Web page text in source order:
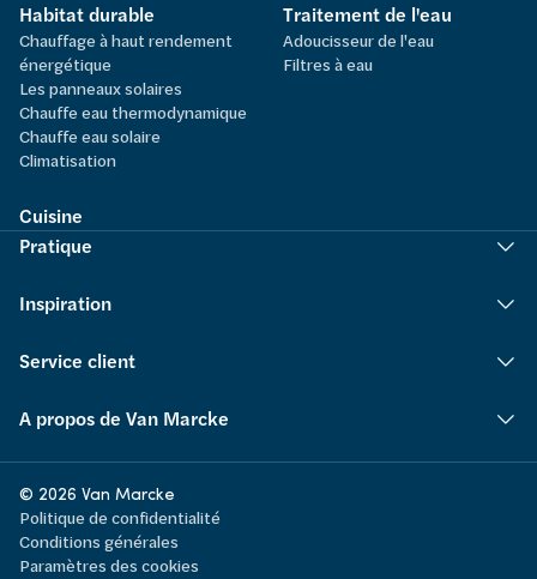
Habitat durable
Chauffage à haut rendement
énergétique
Les panneaux solaires
Chauffe eau thermodynamique
Chauffe eau solaire
Climatisation
Traitement de l'eau
Adoucisseur de l'eau
Filtres à eau
Cuisine
Pratique
Inspiration
Service client
A propos de Van Marcke
© 2026 Van Marcke
Politique de confidentialité
Conditions générales
Paramètres des cookies